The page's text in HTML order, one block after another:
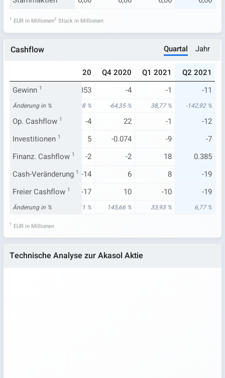
1 EUR in Millionen2 Stück in Millionen
Cashflow Quartal Jahr
Q3 2020 Q4 2020 Q1 2021
Q2 2021
Gewinn 1 -0.853 -4 -1 -11
Änderung in %
-16.944,44 % 70,08 % -64,35 % 38,77 % -142,92 %
Op. Cashflow 1
-3 -4 22 -1
-12
Investitionen 1
5 5 -0.074 -9
-7
Finanz. Cashflow 1
7 -2 -2 18
0.385
Cash-Veränderung 1
-13 -14 6 8
-19
Freier Cashflow 1
-20 -17 10 -10 -19
Änderung in %
-55,41 % -43,31 % 145,66 % 33,93 % 6,77 %
1 EUR in Millionen
Technische Analyse zur Akasol Aktie